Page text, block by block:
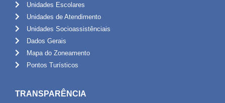
Unidades Escolares
Unidades de Atendimento
Unidades Socioassistênciais
Dados Gerais
Mapa do Zoneamento
Pontos Turísticos
TRANSPARÊNCIA